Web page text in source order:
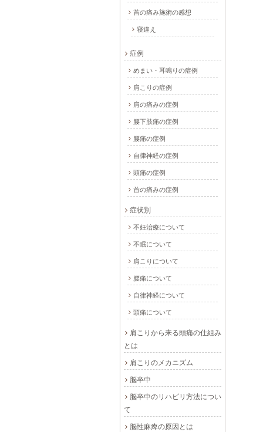
首の痛み施術の感想
寝違え
症例
めまい・耳鳴りの症例
肩こりの症例
肩の痛みの症例
腰下肢痛の症例
腰痛の症例
自律神経の症例
頭痛の症例
首の痛みの症例
症状別
不妊治療について
不眠について
肩こりについて
腰痛について
自律神経について
頭痛について
肩こりから来る頭痛の仕組み
とは
肩こりのメカニズム
脳卒中
脳卒中のリハビリ方法につい
て
脳性麻痺の原因とは